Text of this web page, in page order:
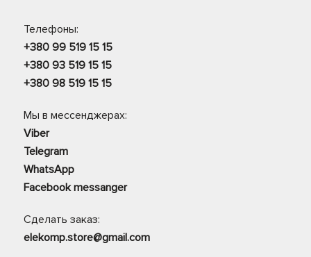
Телефоны:
+380 99 519 15 15
+380 93 519 15 15
+380 98 519 15 15
Мы в мессенджерах:
Viber
Telegram
WhatsApp
Facebook messanger
Сделать заказ:
elekomp.store@gmail.com